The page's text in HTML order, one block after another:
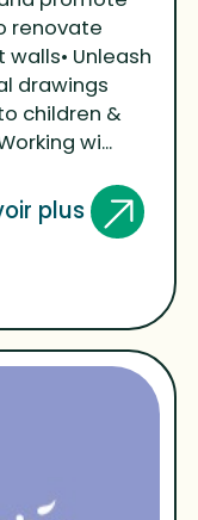
renovate
Unleash
drawings
children &
wi...
plus